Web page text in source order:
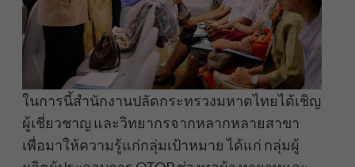
ในการนี้สำนักงานปลัดกระทรวงมหาดไทยได้เชิญ
ผู้เชี่ยวชาญ และวิทยากรจากหลากหลายสาขา
เพื่อมาให้ความรู้แก่กลุ่มเป้าหมาย ได้แก่ กลุ่มผู้